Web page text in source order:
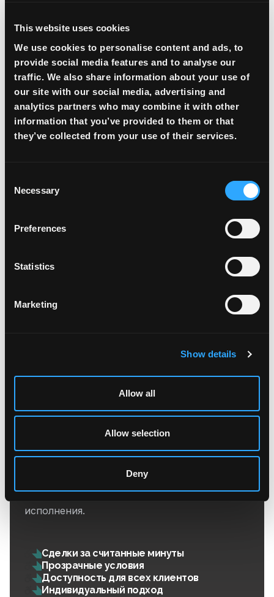
This website uses cookies
We use cookies to personalise content and ads, to
provide social media features and to analyse our
traffic. We also share information about your use of
our site with our social media, advertising and
analytics partners who may combine it with other
information that you’ve provided to them or that
they’ve collected from your use of their services.
Selection
Necessary
Preferences
Statistics
Marketing
Show details
Allow all
Allow selection
Deny
Прямой доступ к
Доступ к ликвидности с фиксацией дохода
по выгодному курсу. Сделки за считанные
минуты, средства на счету день в день.
ОТС-сделки
Премиальный сервис с индивидуальным
исполнения.
Сделки за считанные минуты
Прозрачные условия
Доступность для всех клиентов
Индивидуальный подход